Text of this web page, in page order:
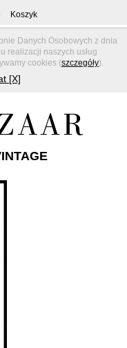
Danych Osobowych z dnia
realizacji naszych usług
cookies (szczegóły).
[X]
Koszyk